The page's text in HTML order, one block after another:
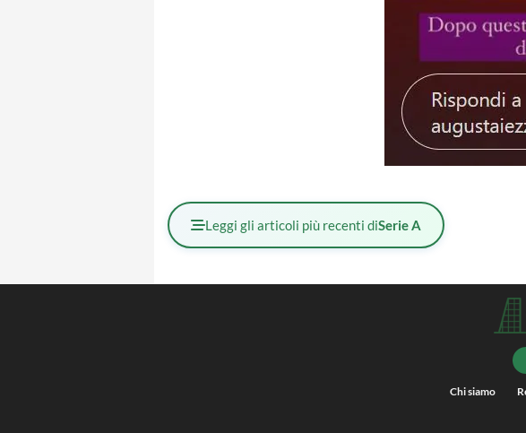
Leggi gli articoli più recenti diSerie A
Chi siamo